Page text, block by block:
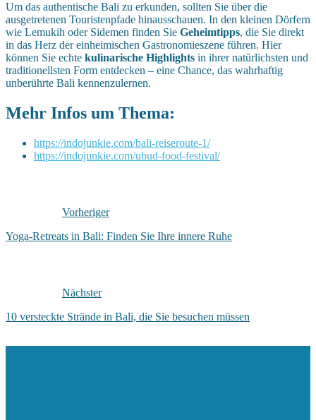
Um das authentische Bali zu erkunden, sollten Sie über die
ausgetretenen Touristenpfade hinausschauen. In den kleinen Dörfern
wie Lemukih oder Sidemen finden Sie Geheimtipps, die Sie direkt
in das Herz der einheimischen Gastronomieszene führen. Hier
können Sie echte kulinarische Highlights in ihrer natürlichsten und
traditionellsten Form entdecken – eine Chance, das wahrhaftig
unberührte Bali kennenzulernen.
Mehr Infos um Thema:
https://indojunkie.com/bali-reiseroute-1/
https://indojunkie.com/ubud-food-festival/
Vorheriger
Yoga-Retreats in Bali: Finden Sie Ihre innere Ruhe
Nächster
10 versteckte Strände in Bali, die Sie besuchen müssen